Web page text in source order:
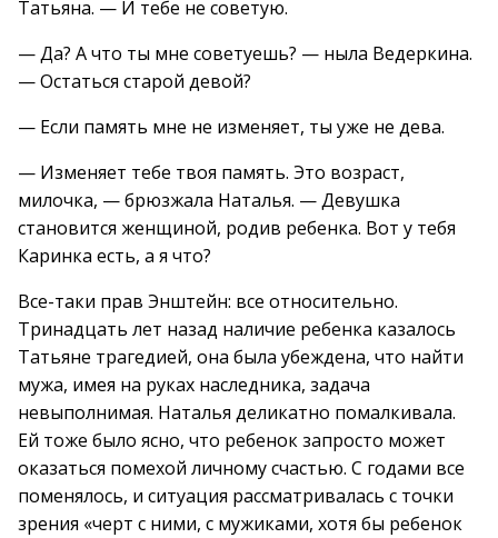
Татьяна. — И тебе не советую.
— Да? А что ты мне советуешь? — ныла Ведеркина.
— Остаться старой девой?
— Если память мне не изменяет, ты уже не дева.
— Изменяет тебе твоя память. Это возраст,
милочка, — брюзжала Наталья. — Девушка
становится женщиной, родив ребенка. Вот у тебя
Каринка есть, а я что?
Все-таки прав Энштейн: все относительно.
Тринадцать лет назад наличие ребенка казалось
Татьяне трагедией, она была убеждена, что найти
мужа, имея на руках наследника, задача
невыполнимая. Наталья деликатно помалкивала.
Ей тоже было ясно, что ребенок запросто может
оказаться помехой личному счастью. С годами все
поменялось, и ситуация рассматривалась с точки
зрения «черт с ними, с мужиками, хотя бы ребенок